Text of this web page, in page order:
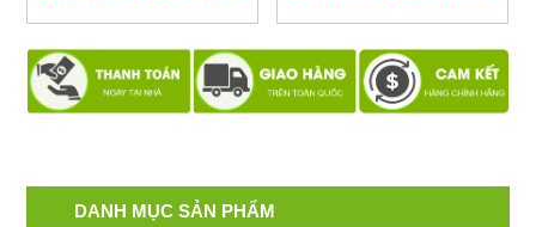
DANH MỤC SẢN PHẨM